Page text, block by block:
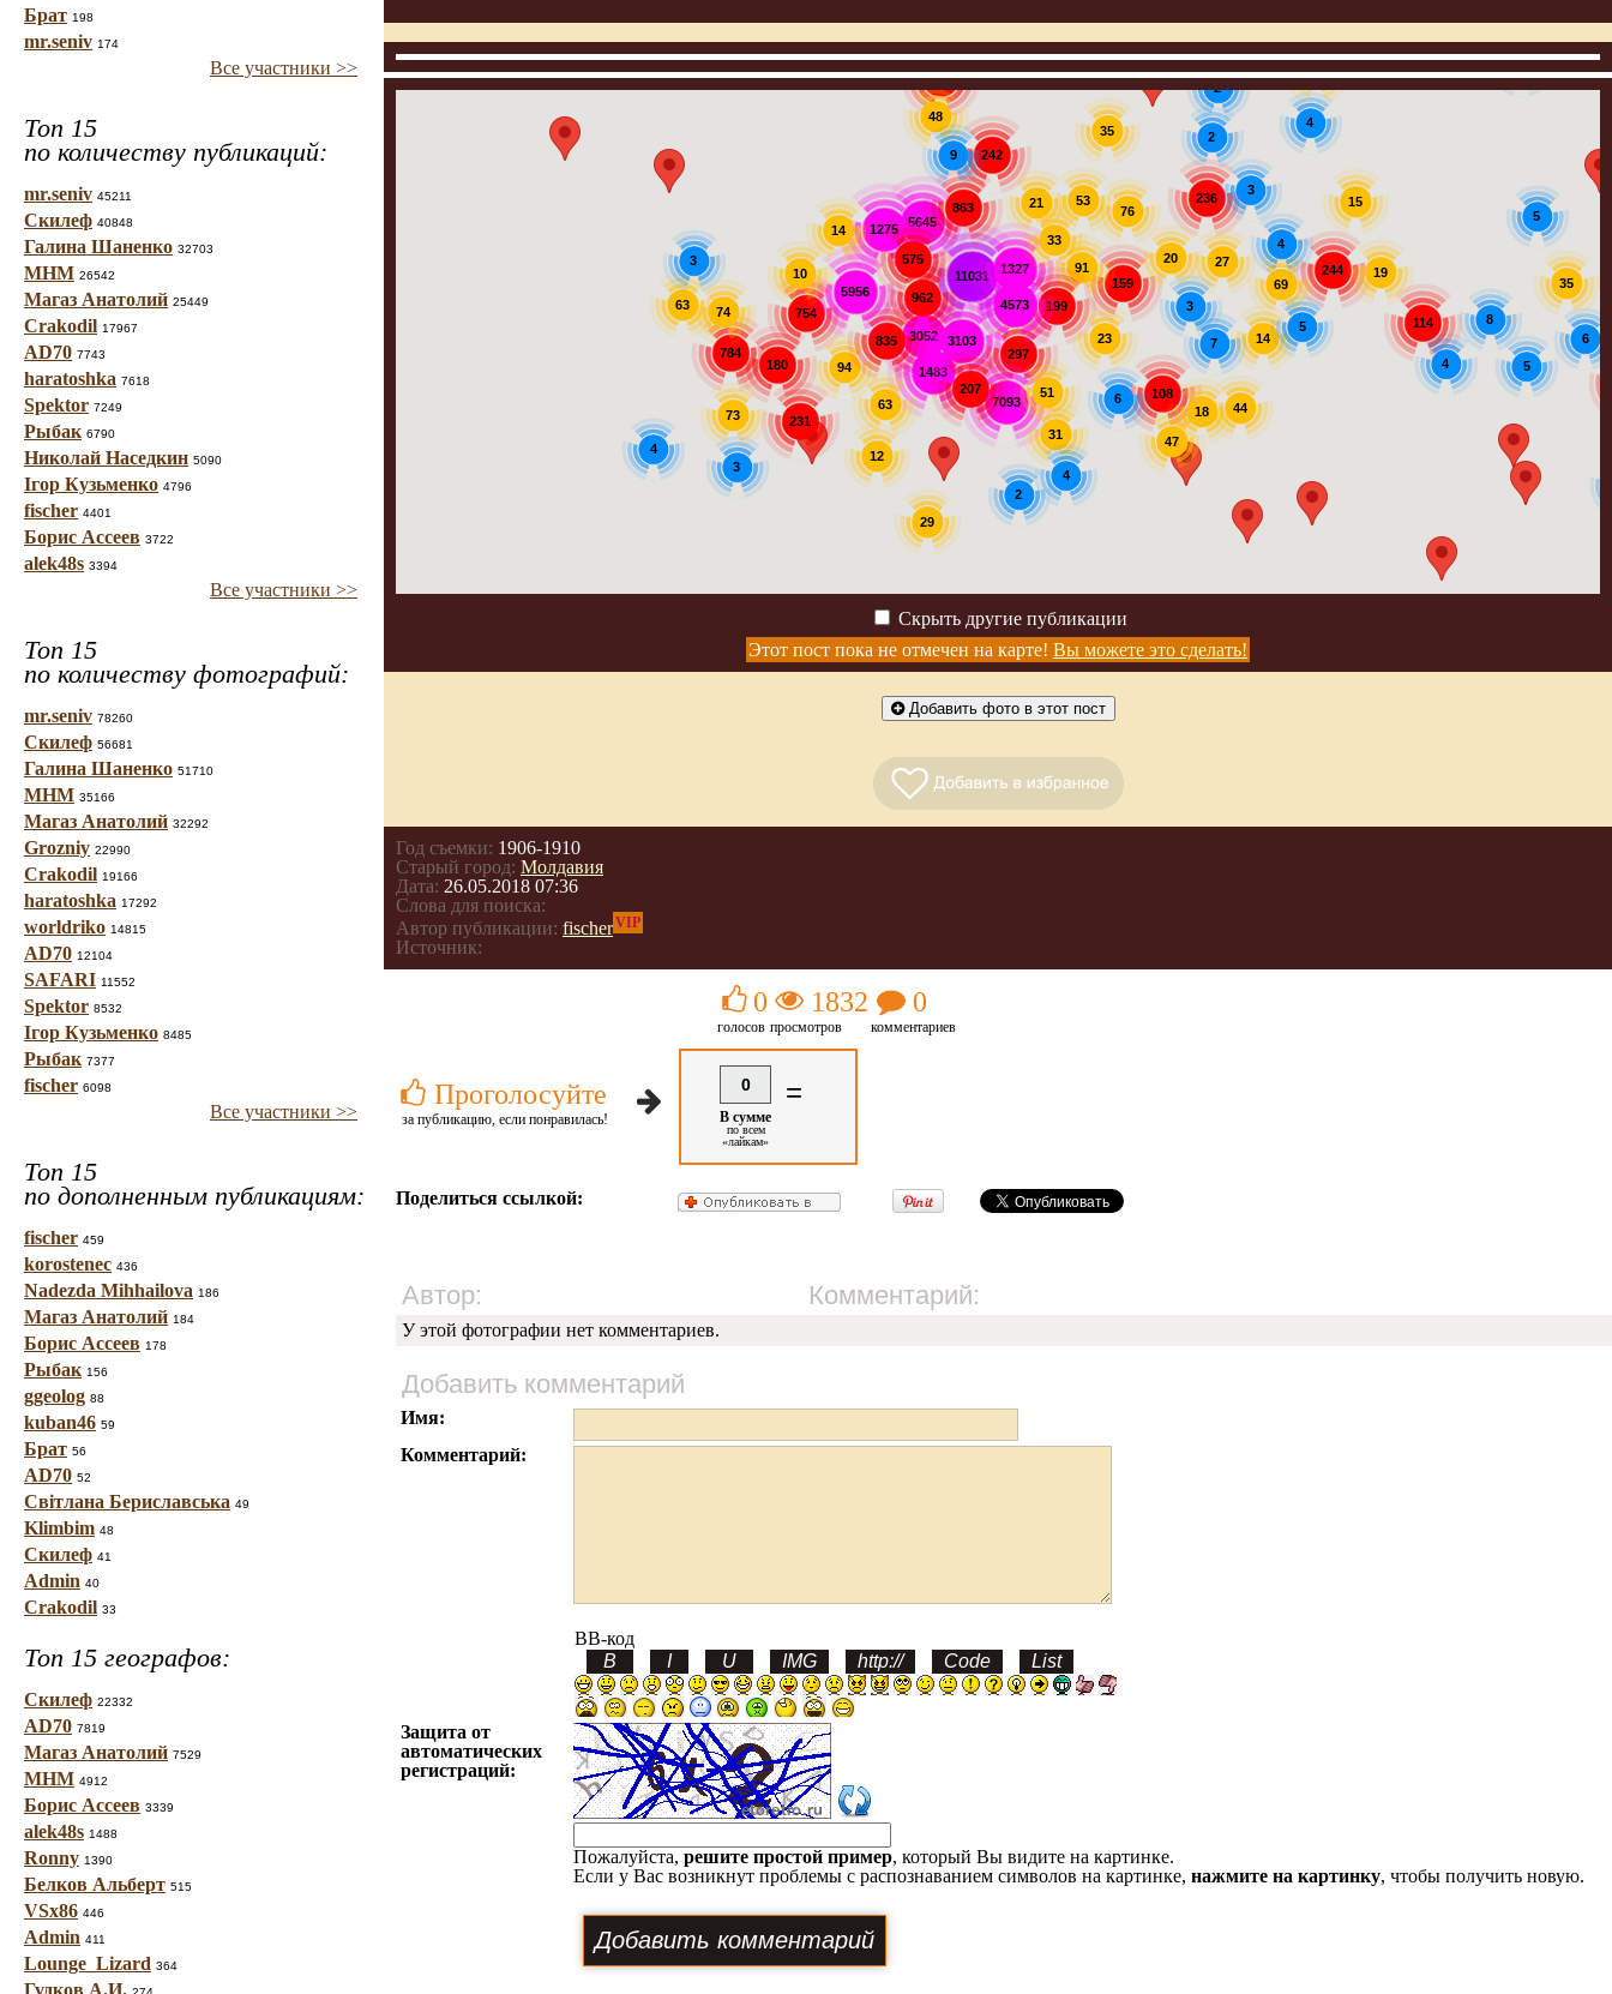
Брат 198
mr.seniv 174
Все участники >>
Топ 15
по количеству публикаций:
mr.seniv 45211
Скилеф 40848
Галина Шаненко 32703
МНМ 26542
Магаз Анатолий 25449
Crakodil 17967
AD70 7743
haratoshka 7618
Spektor 7249
Рыбак 6790
Николай Наседкин 5090
Ігор Кузьменко 4796
fischer 4401
Борис Ассеев 3722
alek48s 3394
Все участники >>
Топ 15
по количеству фотографий:
mr.seniv 78260
Скилеф 56681
Галина Шаненко 51710
МНМ 35166
Магаз Анатолий 32292
Grozniy 22990
Crakodil 19166
haratoshka 17292
worldriko 14815
AD70 12104
SAFARI 11552
Spektor 8532
Ігор Кузьменко 8485
Рыбак 7377
fischer 6098
Все участники >>
Топ 15
по дополненным публикациям:
fischer 459
korostenec 436
Nadezda Mihhailova 186
Магаз Анатолий 184
Борис Ассеев 178
Рыбак 156
ggeolog 88
kuban46 59
Брат 56
AD70 52
Світлана Бериславська 49
Klimbim 48
Скилеф 41
Admin 40
Crakodil 33
Топ 15 географов:
Скилеф 22332
AD70 7819
Магаз Анатолий 7529
МНМ 4912
Борис Ассеев 3339
alek48s 1488
Ronny 1390
Белков Альберт 515
VSx86 446
Admin 411
Lounge_Lizard 364
Гудков А.И.
1483
784
3052
94
5645
3103
11031
754
297
29
159
236
835 14
5956 962
7093
242
863
180
231
244
907
1275
1327 27
76
44
15
48
91
73
21
199
63
20
108
114
12
51
5
35
69
31
7
8
19
10
3
3
47
63
4
4
4
4573
74
23
4
575
33
53
2
6
2
18
3
14
5
207
4
5
6
9
12
2
35
3
Скрыть другие публикации
Этот пост пока не отмечен на карте! Вы можете это сделать!
Добавить фото в этот пост
Год съемки: 1906-1910
Старый город: Молдавия
Дата: 26.05.2018 07:36
Слова для поиска:
Автор публикации: fischerVIP
Источник:
Проголосуйте
за публикацию, если понравилась!
0
голосов
1832
просмотров
0
комментариев
0
В сумме
по всем
«лайкам»
=
Поделиться ссылкой:
Автор: Комментарий:
У этой фотографии нет комментариев.
Добавить комментарий
Имя:
Комментарий:
BB-код
Защита от
автоматических
регистраций:
Пожалуйста, решите простой пример, который Вы видите на картинке.
Если у Вас возникнут проблемы с распознаванием символов на картинке, нажмите на картинку, чтобы получить новую.